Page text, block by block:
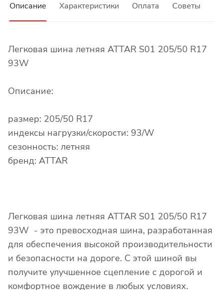
Описание Характеристики Оплата Советы
Легковая шина летняя ATTAR S01 205/50 R17
93W
Описание:
размер: 205/50 R17
индексы нагрузки/скорости: 93/W
сезонность: летняя
бренд: ATTAR
Легковая шина летняя ATTAR S01 205/50 R17
93W - это превосходная шина, разработанная
для обеспечения высокой производительности
и безопасности на дороге. С этой шиной вы
получите улучшенное сцепление с дорогой и
комфортное вождение в любых условиях.